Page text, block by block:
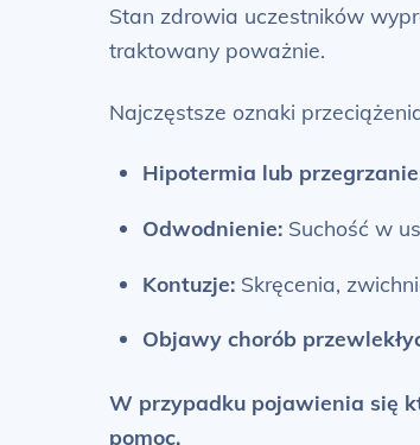
Stan zdrowia uczestników
traktowany poważnie.
Najczęstsze oznaki
Hipotermia lub
Odwodnienie: Suchość w
Kontuzje: Skręcenia,
Objawy chorób
W przypadku pojawienia się
pomoc.